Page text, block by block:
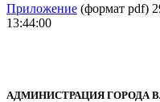
Приложение (формат pdf)
13:44:00
АДМИНИСТРАЦИЯ ГОРОДА